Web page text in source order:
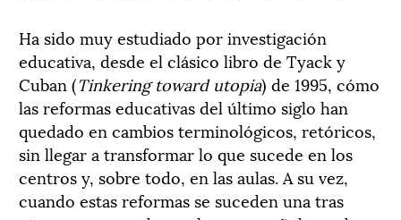
Ha sido muy estudiado por investigación
educativa, desde el clásico libro de Tyack y
Cuban (Tinkering toward utopia) de 1995, cómo
las reformas educativas del último siglo han
quedado en cambios terminológicos, retóricos,
sin llegar a transformar lo que sucede en los
centros y, sobre todo, en las aulas. A su vez,
cuando estas reformas se suceden una tras